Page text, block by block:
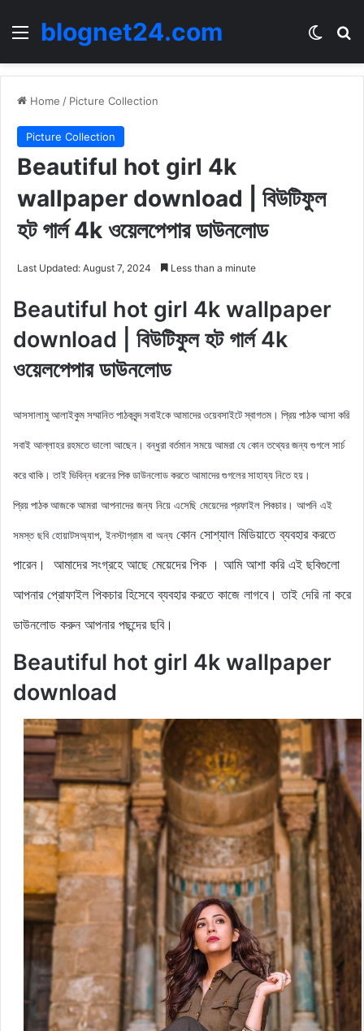
Menublognet24.com
Home / Picture Collection
Picture Collection
Beautiful hot girl 4k
wallpaper download | বিউটিফুল
হট গার্ল 4k ওয়েলপেপার ডাউনলোড
Last Updated: August 7, 2024 Less than a minute
Beautiful hot girl 4k wallpaper
download | বিউটিফুল হট গার্ল 4k
ওয়েলপেপার ডাউনলোড
আসসালামু আলাইকুম সম্মানিত পাঠকবৃন্দ সবাইকে আমাদের ওয়েবসাইটে স্বাগতম। প্রিয় পাঠক আসা করি
সবাই আল্লাহর রহমতে ভালো আছেন। বন্ধুরা বর্তমান সময়ে আমরা যে কোন তথ্যের জন্য গুগলে সার্চ
করে থাকি। তাই ভিবিন্ন ধরনের পিক ডাউনলোড করতে আমাদের গুগলের সাহায্য নিতে হয়।
প্রিয় পাঠক আজকেআমরা আপনাদের জন্য নিয়ে এসেছি মেয়েদের প্রফাইল পিকচার। আপনি এই
সমস্ত ছবি হোয়াটসঅ্যাপ, ইনস্টাগ্রাম বা অন্য কোন সোশ্যাল মিডিয়াতে ব্যবহার করতে
পারেন। আমাদের সংগ্রহে আছে মেয়েদের পিক । আমি আশা করি এই ছবিগুলো
আপনার প্রোফাইল পিকচার হিসেবে ব্যবহার করতে কাজে লাগবে। তাই দেরি না করে
ডাউনলোড করুন আপনার পছন্দের ছবি।
Beautiful hot girl 4k wallpaper
download